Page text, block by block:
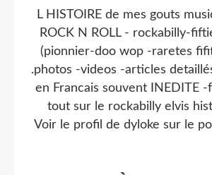
L HISTOIRE de mes gouts
ROCK N ROLL - rockabilly-
(pionnier-doo wop -raretes
.photos -videos -articles
en Francais souvent INEDITE
tout sur le rockabilly elvis
Voir le profil de dyloke sur le